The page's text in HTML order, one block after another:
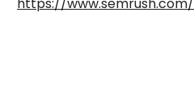
https://www.semrush.com/